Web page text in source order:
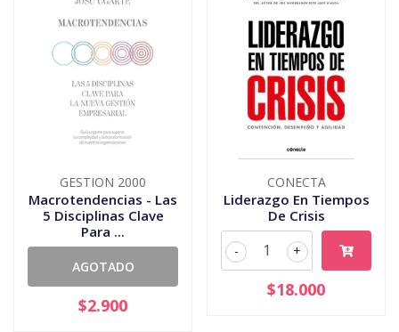
GESTION 2000
Macrotendencias - Las
5 Disciplinas Clave
Para ...
AGOTADO
$2.900
CONECTA
Liderazgo En Tiempos
De Crisis
+
-
$18.000